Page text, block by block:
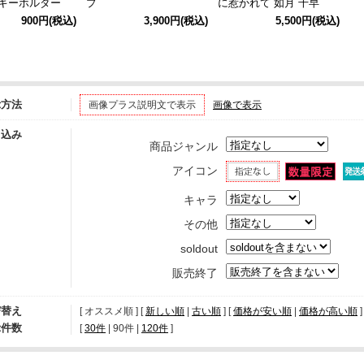
ーホルダー
900円(税込)
プ
3,900円(税込)
に惹かれて 如月 千早
＋」アクリルパネル B
5,500円(税込)
法 画像プラス説明文で表示 画像で表示
み
商品ジャンル
アイコン
キャラ
その他
soldout
販売終了
え [ オススメ順 ] [新しい順 古い順 ] [価格が安い順 価格が高い順
数 [ 30件 90件 120件 ]